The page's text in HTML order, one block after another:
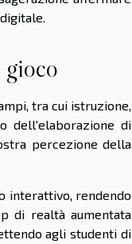
tra cui istruzione,
dell'elaborazione di
percezione della
interattivo, rendendo
di realtà aumentata
agli studenti di